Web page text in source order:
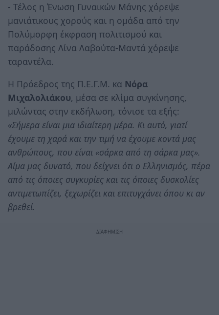
- Τέλος η Ένωση Γυναικών Μάνης χόρεψε
μανιάτικους χορούς και η ομάδα από την
Πολύμορφη έκφραση πολιτισμού και
παράδοσης Λίνα Λαβούτα-Μαντά χόρεψε
ταραντέλα.
Η Πρόεδρος της Π.Ε.Γ.Μ. κα Νόρα
Μιχαλολιάκου, μέσα σε κλίμα συγκίνησης,
μιλώντας στην εκδήλωση, τόνισε τα εξής:
«Σήμερα είναι μια ιδιαίτερη μέρα. Κι αυτό, γιατί
έχουμε τη χαρά και την τιμή να έχουμε κοντά μας
ανθρώπους, που είναι «σάρκα από τη σάρκα μας».
Αίμα μας δυνατό, που δείχνει ότι ο Ελληνισμός, πέρα
από τις όποιες συγκυρίες και τις όποιες δυσκολίες
αντιμετωπίζει, ξεχωρίζει και επιτυγχάνει όπου κι αν
βρεθεί.